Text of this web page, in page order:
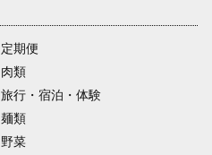
定期便
肉類
旅行・宿泊・体験
麺類
野菜